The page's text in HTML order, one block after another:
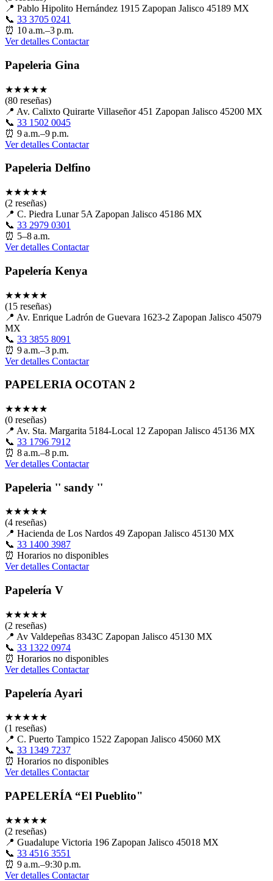
📍 Pablo Hipolito Hernández 1915 Zapopan Jalisco 45189 MX
📞 33 3705 0241
⏰ 10 a.m.–3 p.m.
Ver detalles Contactar
Papeleria Gina
★★★★★
(80 reseñas)
📍 Av. Calixto Quirarte Villaseñor 451 Zapopan Jalisco 45200 MX
📞 33 1502 0045
⏰ 9 a.m.–9 p.m.
Ver detalles Contactar
Papeleria Delfino
★★★★★
(2 reseñas)
📍 C. Piedra Lunar 5A Zapopan Jalisco 45186 MX
📞 33 2979 0301
⏰ 5–8 a.m.
Ver detalles Contactar
Papelería Kenya
★★★★★
(15 reseñas)
📍 Av. Enrique Ladrón de Guevara 1623-2 Zapopan Jalisco 45079
MX
📞 33 3855 8091
⏰ 9 a.m.–3 p.m.
Ver detalles Contactar
PAPELERIA OCOTAN 2
★★★★★
(0 reseñas)
📍 Av. Sta. Margarita 5184-Local 12 Zapopan Jalisco 45136 MX
📞 33 1796 7912
⏰ 8 a.m.–8 p.m.
Ver detalles Contactar
Papeleria '' sandy ''
★★★★★
(4 reseñas)
📍 Hacienda de Los Nardos 49 Zapopan Jalisco 45130 MX
📞 33 1400 3987
⏰ Horarios no disponibles
Ver detalles Contactar
Papelería V
★★★★★
(2 reseñas)
📍 Av Valdepeñas 8343C Zapopan Jalisco 45130 MX
📞 33 1322 0974
⏰ Horarios no disponibles
Ver detalles Contactar
Papelería Ayari
★★★★★
(1 reseñas)
📍 C. Puerto Tampico 1522 Zapopan Jalisco 45060 MX
📞 33 1349 7237
⏰ Horarios no disponibles
Ver detalles Contactar
PAPELERÍA “El Pueblito"
★★★★★
(2 reseñas)
📍 Guadalupe Victoria 196 Zapopan Jalisco 45018 MX
📞 33 4516 3551
⏰ 9 a.m.–9:30 p.m.
Ver detalles Contactar